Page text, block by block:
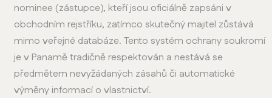
nominee (zástupce), kteří jsou oficiálně zapsáni v
obchodním rejstříku, zatímco skutečný majitel zůstává
mimo veřejné databáze. Tento systém ochrany soukromí
je v Panamě tradičně respektován a nestává se
předmětem nevyžádaných zásahů či automatické
výměny informací o vlastnictví.